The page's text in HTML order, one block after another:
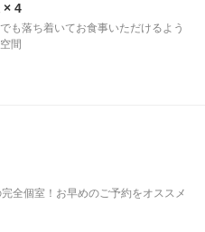
× 4
も落ち着いてお食事いただけるよう
間
全個室！お早めのご予約をオススメ